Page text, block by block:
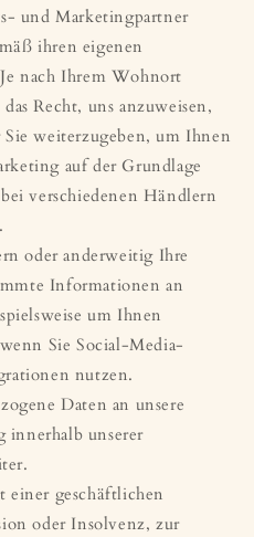
und Marketingpartner
ihren eigenen
nach Ihrem Wohnort
Recht, uns anzuweisen,
weiterzugeben, um Ihnen
auf der Grundlage
verschiedenen Händlern
oder anderweitig Ihre
Informationen an
um Ihnen
Sie Social-Media-
nutzen.
Daten an unsere
innerhalb unserer
einer geschäftlichen
oder Insolvenz, zur